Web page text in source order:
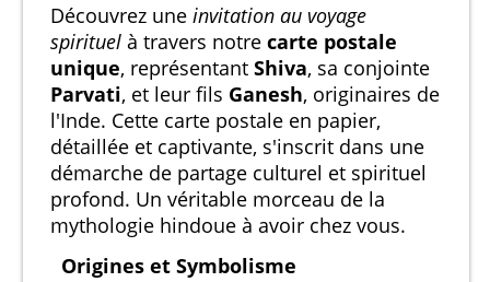
Découvrez une invitation au voyage
spirituel à travers notre carte postale
unique, représentant Shiva, sa conjointe
Parvati, et leur fils Ganesh, originaires de
l'Inde. Cette carte postale en papier,
détaillée et captivante, s'inscrit dans une
démarche de partage culturel et spirituel
profond. Un véritable morceau de la
mythologie hindoue à avoir chez vous.
Origines et Symbolisme